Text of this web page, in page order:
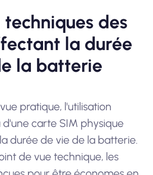
des
la durée
la batterie
pratique, l'utilisation
d'une carte SIM physique
durée de vie de la batterie.
de vue technique, les